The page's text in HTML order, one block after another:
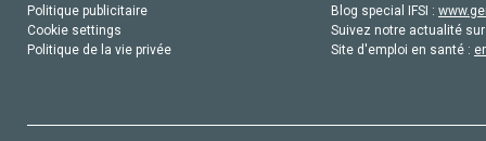
Politique publicitaire
Cookie settings
Politique de la vie privée
Blog special IFSI :
Suivez notre actualité
Site d'emploi en santé :